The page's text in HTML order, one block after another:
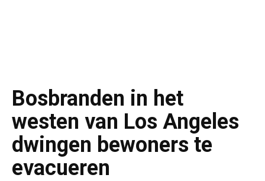
Bosbranden in het
westen van Los Angeles
dwingen bewoners te
evacueren